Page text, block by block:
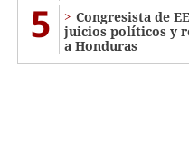
5
Congresista de
juicios políticos y
a Honduras